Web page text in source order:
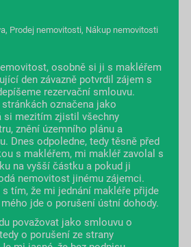
, Prodej nemovitosti, Nákup nemovitosti
osobně si ji s makléřem
den závazně potvrdil zájem s
rezervační smlouvu.
označena jako
si mezitím zjistil všechny
znění územního plánu a
Dnes odpoledne, tedy těsně před
s makléřem, mi makléř zavolal s
na vyšší částku a pokud ji
nemovitost jinému zájemci.
tím, že mi jednání makléře přijde
jde o porušení ústní dohody.
považovat jako smlouvu o
o porušení ze strany